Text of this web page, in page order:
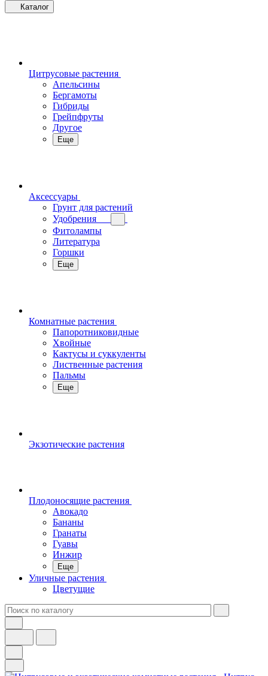
Каталог
Цитрусовые растения
Апельсины
Бергамоты
Гибриды
Грейпфруты
Другое
Еще
Аксессуары
Грунт для растений
Удобрения
Фитолампы
Литература
Горшки
Еще
Комнатные растения
Папоротниковидные
Хвойные
Кактусы и суккуленты
Лиственные растения
Пальмы
Еще
Экзотические растения
Плодоносящие растения
Авокадо
Бананы
Гранаты
Гуавы
Инжир
Еще
Уличные растения
Цветущие